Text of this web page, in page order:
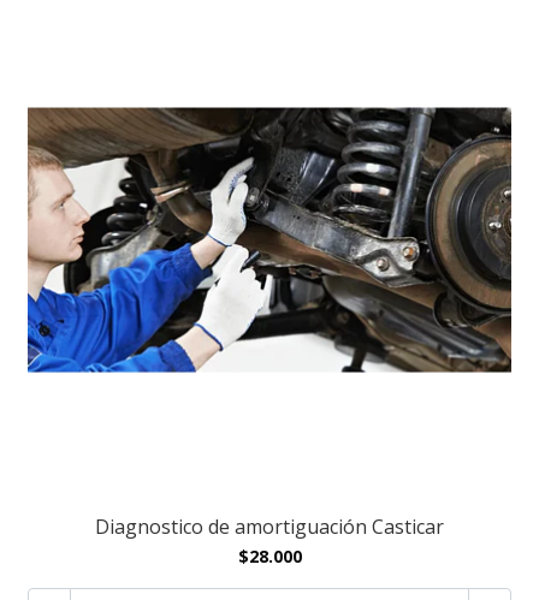
Diagnostico de amortiguación Casticar
$28.000